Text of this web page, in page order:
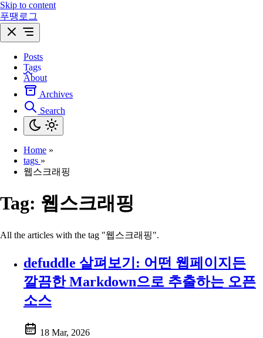
Skip to content
푸땡로그
Posts
Tags
About
Archives
Search
Home »
tags »
웹스크래핑
Tag: 웹스크래핑
All the articles with the tag "웹스크래핑".
defuddle 살펴보기: 어떤 웹페이지든
깔끔한 Markdown으로 추출하는 오픈
소스
18 Mar, 2026